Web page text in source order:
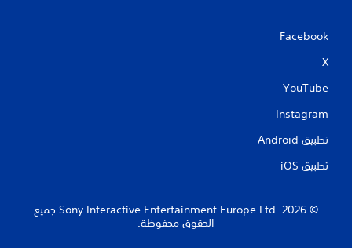
Facebook
X
YouTube
Instagram
تطبيق Android‏
تطبيق iOS‏
‏© 2026 Sony Interactive Entertainment Europe Ltd.‎ جميع
الحقوق محفوظة.